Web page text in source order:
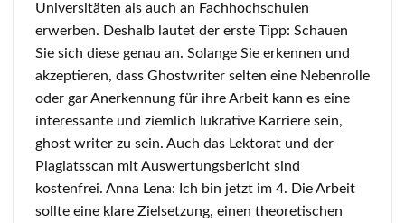
Universitäten als auch an Fachhochschulen
erwerben. Deshalb lautet der erste Tipp: Schauen
Sie sich diese genau an. Solange Sie erkennen und
akzeptieren, dass Ghostwriter selten eine Nebenrolle
oder gar Anerkennung für ihre Arbeit kann es eine
interessante und ziemlich lukrative Karriere sein,
ghost writer zu sein. Auch das Lektorat und der
Plagiatsscan mit Auswertungsbericht sind
kostenfrei. Anna Lena: Ich bin jetzt im 4. Die Arbeit
sollte eine klare Zielsetzung, einen theoretischen